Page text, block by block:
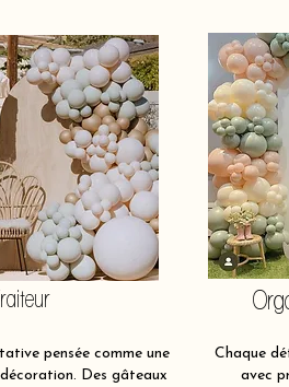
pensée comme une
Des gâteaux
Chaque
avec